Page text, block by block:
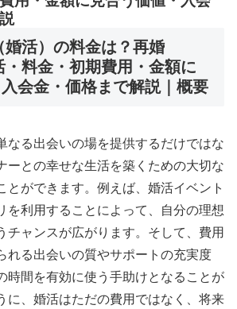
婚活）の料金は？再婚
料金・初期費用・金額に
会金・価格まで解説｜概要
なる出会いの場を提供するだけではな
ーとの幸せな生活を築くための大切な
とができます。例えば、婚活イベント
を利用することによって、自分の理想
チャンスが広がります。そして、費用
れる出会いの質やサポートの充実度
時間を有効に使う手助けとなることが
に、婚活はただの費用ではなく、将来